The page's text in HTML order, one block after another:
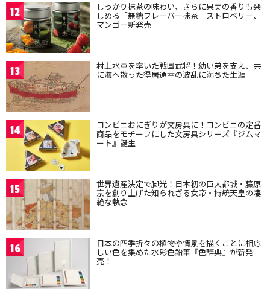
12 しっかり抹茶の味わい、さらに果実の香りも楽
しめる「無糖フレーバー抹茶」ストロベリー、
マンゴー新発売
13 村上水軍を率いた戦国武将！幼い弟を支え、共
に海へ散った得居通幸の波乱に満ちた生涯
14 コンビニおにぎりが文房具に！コンビニの定番
商品をモチーフにした文房具シリーズ『ジムマ
ート』誕生
15 世界遺産決定で脚光！日本初の巨大都城・藤原
京を創り上げた知られざる女帝・持統天皇の凄
絶な執念
16 日本の四季折々の植物や情景を描くことに相応
しい色を集めた水彩色鉛筆『色辞典』が新発
売！